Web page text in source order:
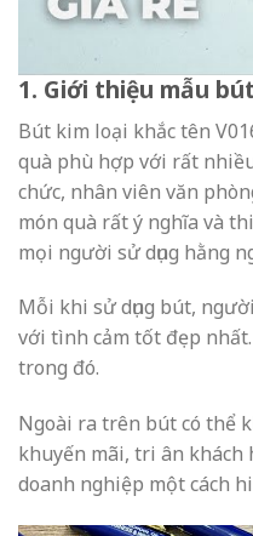
1. Giới thiệu mẫu
Bút kim loại khắc tên
quà phù hợp với rất
chức, nhân viên văn
món quà rất ý nghĩa và
mọi người sử dụng hằng
Mỗi khi sử dụng bút,
với tình cảm tốt đẹp
trong đó.
Ngoài ra trên bút có thể
khuyến mãi, tri ân khách
doanh nghiệp một cách